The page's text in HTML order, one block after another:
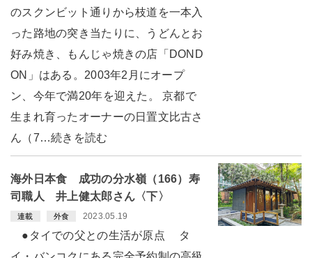
のスクンビット通りから枝道を一本入
った路地の突き当たりに、うどんとお
好み焼き、もんじゃ焼きの店「DOND
ON」はある。2003年2月にオープ
ン、今年で満20年を迎えた。 京都で
生まれ育ったオーナーの日置文比古さ
ん（7…続きを読む
海外日本食 成功の分水嶺（166）寿
司職人 井上健太郎さん〈下〉
連載 外食 2023.05.19
●タイでの父との生活が原点 タ